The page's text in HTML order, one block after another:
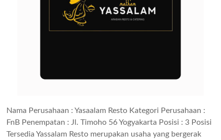
Nama Perusahaan : Yasaalam Resto Kategori Perusahaan :
FnB Penempatan : Jl. Timoho 56 Yogyakarta Posisi : 3 Posisi
Tersedia Yassalam Resto merupakan usaha yang bergerak